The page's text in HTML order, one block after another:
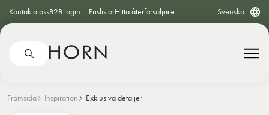
Kontakta ossB2B login – PrislistorHitta återförsäljare Svenska
Framsida Inspiration Exklusiva detaljer